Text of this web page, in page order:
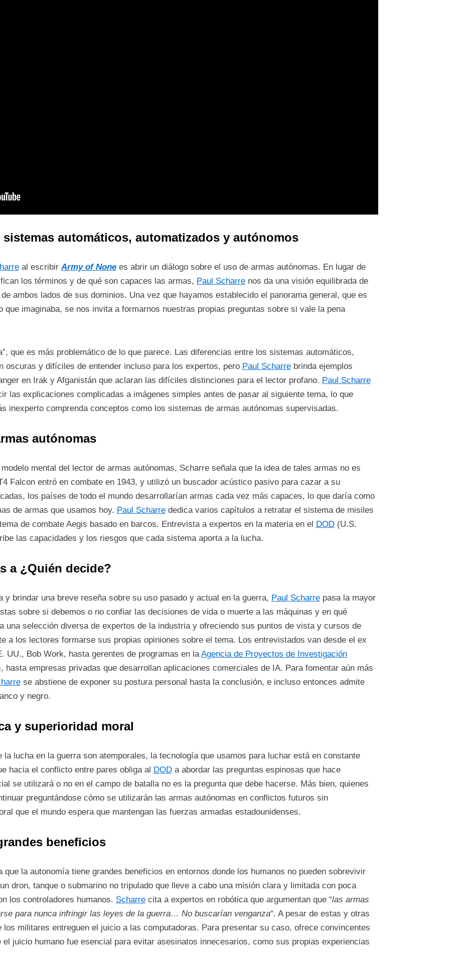
automáticos, automatizados y autónomos
al escribirArmy of None es abrir un diálogo sobre el uso de armas autónomas. En lugar de
los términos y de qué son capaces las armas, Paul Scharrenos da una visión equilibrada de
ambos lados de sus dominios. Una vez que hayamos establecido el panorama general, que es
que imaginaba, se nos invita a formarnos nuestras propias preguntas sobre si vale la pena
que es más problemático de lo que parece. Las diferencias entre los sistemas automáticos,
oscuras y difíciles de entender incluso para los expertos, pero Paul Scharrebrinda ejemplos
en Irak y Afganistán que aclaran las difíciles distinciones para el lector profano. Paul Scharre
las explicaciones complicadas a imágenes simples antes de pasar al siguiente tema, lo que
inexperto comprenda conceptos como los sistemas de armas autónomas supervisadas.
autónomas
mental del lector de armas autónomas, Scharre señala que la idea de tales armas no es
Falcon entró en combate en 1943, y utilizó un buscador acústico pasivo para cazar a su
los países de todo el mundo desarrollarían armas cada vez más capaces, lo que daría como
de armas que usamos hoy. Paul Scharrededica varios capítulos a retratar el sistema de misiles
de combate Aegis basado en barcos. Entrevista a expertos en la materia en el
DOD(U.S.
las capacidades y los riesgos que cada sistema aporta a la lucha.
a ¿Quién decide?
y brindar una breve reseña sobre su uso pasado y actual en la guerra, Paul Scharrepasa la mayor
sobre si debemos o no confiar las decisiones de vida o muerte a las máquinas y en qué
una selección diversa de expertos de la industria y ofreciendo sus puntos de vista y cursos de
a los lectores formarse sus propias opiniones sobre el tema. Los entrevistados van desde el ex
UU., Bob Work, hasta gerentes de programas en laAgencia de Proyectos de Investigación
, hasta empresas privadas que desarrollan aplicaciones comerciales de IA. Para fomentar aún más
se abstiene de exponer su postura personal hasta la conclusión, e incluso entonces admite
y negro.
y superioridad moral
la lucha en la guerra son atemporales, la tecnología que usamos para luchar está en constante
hacia el conflicto entre pares obliga al DODa abordar las preguntas espinosas que hace
se utilizará o no en el campo de batalla no es la pregunta que debe hacerse. Más bien, quienes
preguntándose cómo se utilizarán las armas autónomas en conflictos futuros sin
que el mundo espera que mantengan las fuerzas armadas estadounidenses.
beneficios
la autonomía tiene grandes beneficios en entornos donde los humanos no pueden sobrevivir
dron, tanque o submarino no tripulado que lleve a cabo una misión clara y limitada con poca
los controladores humanos. Scharrecita a expertos en robótica que argumentan que “las armas
para nunca infringir las leyes de la guerra… No buscarían venganza“. A pesar de estas y otras
militares entreguen el juicio a las computadoras. Para presentar su caso, ofrece convincentes
juicio humano fue esencial para evitar asesinatos innecesarios, como sus propias experiencias